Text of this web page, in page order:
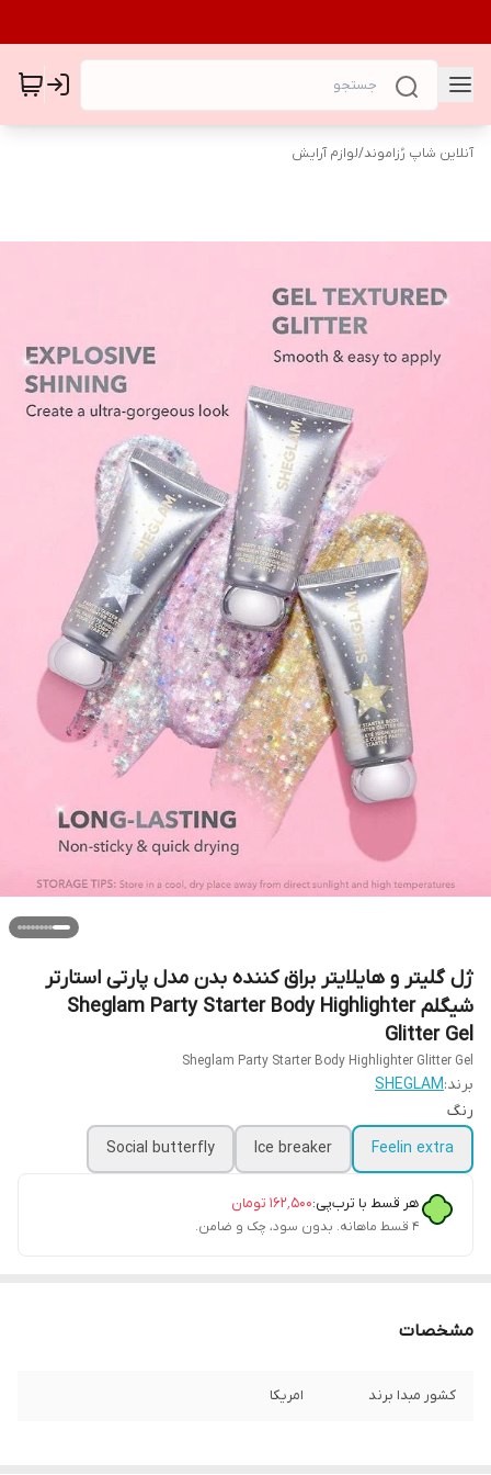
آنلاین شاپ رُزاموند/لوازم آرایش
ژل گلیتر و هایلایتر براق کننده بدن مدل پارتی استارتر
شیگلم Sheglam Party Starter Body Highlighter
Glitter Gel
Sheglam Party Starter Body Highlighter Glitter Gel
برند:SHEGLAM
رنگ
Feelin extra
Ice breaker
Social butterfly
هر قسط با ترب‌پی:۱۶۲٬۵۰۰ تومان
۴ قسط ماهانه. بدون سود، چک و ضامن.
مشخصات
کشور مبدا برند امریکا